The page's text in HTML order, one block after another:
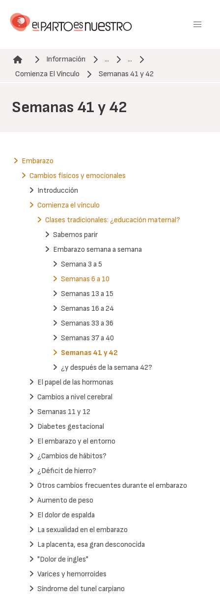
contenido
Ruta de navegación
Información ...
...
Comienza El Vínculo
Semanas 41 y 42
Semanas 41 y 42
Embarazo
Cambios físicos y emocionales
Introducción
Comienza el vínculo
Clases tradicionales: ¿educación maternal?
Sabemos parir
Embarazo semana a semana
Semana 3 a 5
Semanas 6 a 10
Semanas 13 a 15
Semanas 16 a 24
Semanas 33 a 36
Semanas 37 a 40
Semanas 41 y 42
¿y después de la semana 42?
El papel de las hormonas
Cambios a nivel cerebral
Semanas 11 y 12
Diabetes gestacional
El embarazo y el entorno
¿Cambios de hábitos?
¿Déficit de hierro?
Otros cambios frecuentes durante el embarazo
Aumento de peso
El dolor de espalda
La sexualidad en el embarazo
La placenta, esa gran desconocida
"Dolor de ingles"
Varices y hemorroides
Síndrome del tunel carpiano